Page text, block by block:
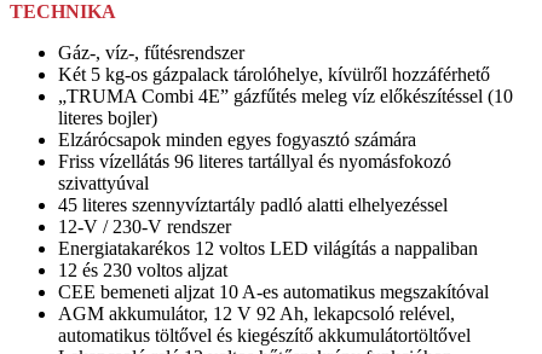
TECHNIKA
Gáz-, víz-, fűtésrendszer
Két 5 kg-os gázpalack tárolóhelye, kívülről hozzáférhető
„TRUMA Combi 4E” gázfűtés meleg víz előkészítéssel (10
literes bojler)
Elzárócsapok minden egyes fogyasztó számára
Friss vízellátás 96 literes tartállyal és nyomásfokozó
szivattyúval
45 literes szennyvíztartály padló alatti elhelyezéssel
12-V / 230-V rendszer
Energiatakarékos 12 voltos LED világítás a nappaliban
12 és 230 voltos aljzat
CEE bemeneti aljzat 10 A-es automatikus megszakítóval
AGM akkumulátor, 12 V 92 Ah, lekapcsoló relével,
automatikus töltővel és kiegészítő akkumulátortöltővel